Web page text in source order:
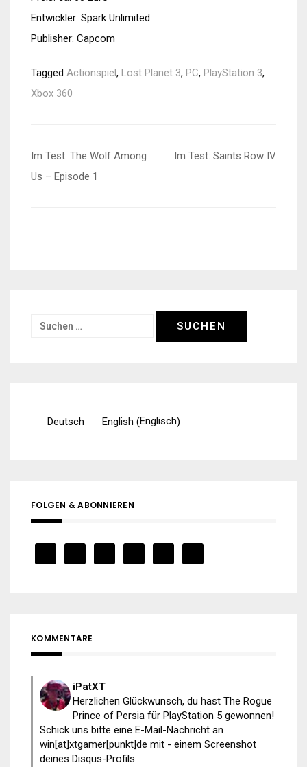
Entwickler: Spark Unlimited
Publisher: Capcom
Tagged Actionspiel, Lost Planet 3, PC, PlayStation 3,
Xbox 360
Beitragsnavigation
Im Test: The Wolf Among
Us – Episode 1
Im Test: Saints Row IV
Suchen
Deutsch English (Englisch)
FOLGEN & ABONNIEREN
KOMMENTARE
iPatXT
Herzlichen Glückwunsch, du hast The Rogue
Prince of Persia für PlayStation 5 gewonnen!
Schick uns bitte eine E-Mail-Nachricht an
win[at]xtgamer[punkt]de mit - einem Screenshot
deines Disqus-Profils...